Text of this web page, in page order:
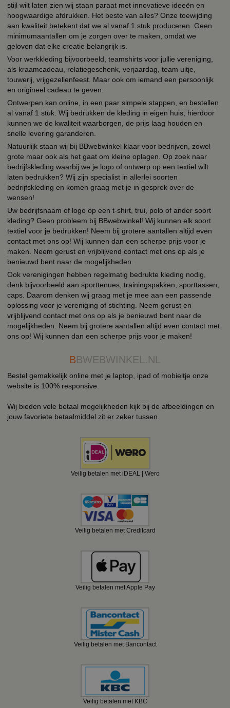
stijl wilt laten zien wij staan paraat met innovatieve ideeën en
hoogwaardige afdrukken. Het beste van alles? Onze toewijding
aan kwaliteit betekent dat we al vanaf 1 stuk produceren. Geen
minimumaantallen om je zorgen over te maken, omdat we
geloven dat elke creatie belangrijk is.
Voor werkkleding bijvoorbeeld, teamshirts voor jullie vereniging,
als kraamcadeau, relatiegeschenk, verjaardag, team uitje,
touwerij, vrijgezellenfeest. Maar ook om iemand een persoonlijk
en origineel cadeau te geven.
Ontwerpen kan online, in een paar simpele stappen, en bestellen
al vanaf 1 stuk. Wij bedrukken de kleding in eigen huis, hierdoor
kunnen we de kwaliteit waarborgen, de prijs laag houden en
snelle levering garanderen.
Natuurlijk staan wij bij BBwebwinkel klaar voor bedrijven, zowel
grote maar ook als het gaat om kleine oplagen. Op zoek naar
bedrijfskleding waarbij we je logo of ontwerp op een textiel wilt
laten bedrukken? Wij zijn specialist in allerlei soorten
bedrijfskleding en komen graag met je in gesprek over de
wensen!
Uw bedrijfsnaam of logo op een t-shirt, trui, polo of ander soort
kleding? Geen probleem bij BBwebwinkel! Wij kunnen elk soort
textiel voor je bedrukken! Neem bij grotere aantallen altijd even
contact met ons op! Wij kunnen dan een scherpe prijs voor je
maken. Neem gerust en vrijblijvend contact met ons op als je
benieuwd bent naar de mogelijkheden.
Ook verenigingen hebben regelmatig bedrukte kleding nodig,
denk bijvoorbeeld aan sporttenues, trainingspakken, sporttassen,
caps. Daarom denken wij graag met je mee aan een passende
oplossing voor je vereniging of stichting. Neem gerust en
vrijblijvend contact met ons op als je benieuwd bent naar de
mogelijkheden. Neem bij grotere aantallen altijd even contact met
ons op! Wij kunnen dan een scherpe prijs voor je maken!
BBWEBWINKEL.NL
Bestel gemakkelijk online met je laptop, ipad of mobieltje onze
website is 100% responsive.
Wij bieden vele betaal mogelijkheden kijk bij de afbeeldingen en
jouw favoriete betaalmiddel zit er zeker tussen.
Veilig betalen met iDEAL | Wero
Veilig betalen met Creditcard
Veilig betalen met Apple Pay
Veilig betalen met Bancontact
Veilig betalen met KBC